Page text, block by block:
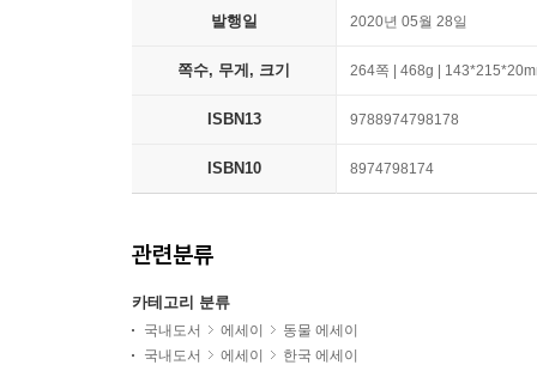
발행일 2020년 05월 28일
쪽수, 무게, 크기 264쪽 | 468g |
ISBN13 9788974798178
ISBN10 8974798174
관련분류
카테고리 분류
국내도서 에세이
동물 에세이
국내도서
에세이
한국 에세이